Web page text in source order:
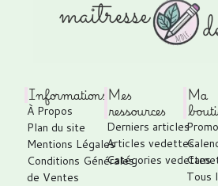
Informations
À Propos
Plan du site
Mentions Légales
Conditions Générales
de Ventes
Mes
ressources
Derniers articles
Articles vedettes
Catégories vedettes
Ma
Tous